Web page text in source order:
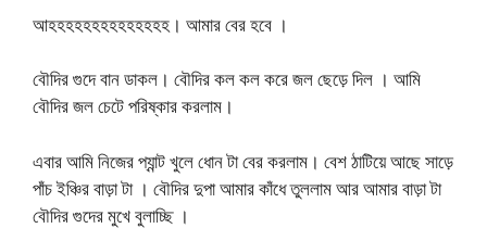
আহহহহহহহহহহহহহহ। আমার বের হবে ।
বৌদির গুদে বান ডাকল। বৌদির কল কল করে জল ছেড়ে দিল । আমি
বৌদির জল চেটে পরিষ্কার করলাম।
এবার আমি নিজের প্যান্ট খুলে ধোন টা বের করলাম। বেশ ঠাটিয়ে আছে সাড়ে
পাঁচ ইঞ্চির বাড়া টা । বৌদির দুপা আমার কাঁধে তুললাম আর আমার বাড়া টা
বৌদির গুদের মুখে বুলাচ্ছি ।